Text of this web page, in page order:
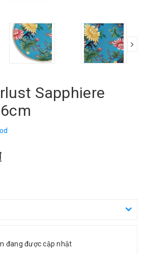
Sapphiere
đang được cập nhật